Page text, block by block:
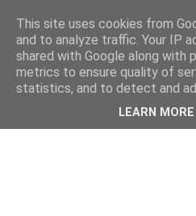
This site uses cookies from
and to analyze traffic. Your IP
shared with Google along with
metrics to ensure quality of
statistics, and to detect and
LEARN MORE